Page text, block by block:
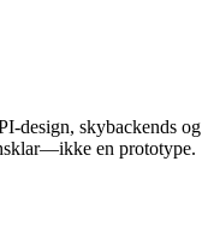
design, skybackends og
en prototype.